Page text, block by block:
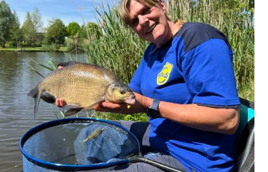
WEEKJE
VOL
WIND
EN
REGEN!